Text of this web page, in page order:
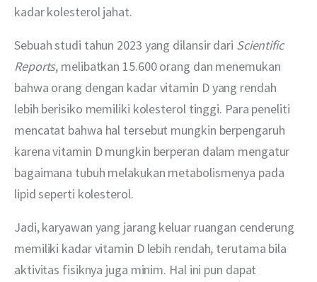
kadar kolesterol jahat.
Sebuah studi tahun 2023 yang dilansir dari Scientific
Reports, melibatkan 15.600 orang dan menemukan
bahwa orang dengan kadar vitamin D yang rendah
lebih berisiko memiliki kolesterol tinggi. Para peneliti
mencatat bahwa hal tersebut mungkin berpengaruh
karena vitamin D mungkin berperan dalam mengatur
bagaimana tubuh melakukan metabolismenya pada
lipid seperti kolesterol.
Jadi, karyawan yang jarang keluar ruangan cenderung
memiliki kadar vitamin D lebih rendah, terutama bila
aktivitas fisiknya juga minim. Hal ini pun dapat